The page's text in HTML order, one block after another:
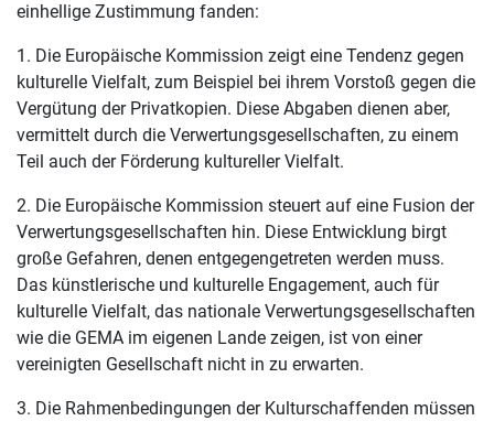
einhellige Zustimmung fanden:
1. Die Europäische Kommission zeigt eine Tendenz gegen
kulturelle Vielfalt, zum Beispiel bei ihrem Vorstoß gegen die
Vergütung der Privatkopien. Diese Abgaben dienen aber,
vermittelt durch die Verwertungsgesellschaften, zu einem
Teil auch der Förderung kultureller Vielfalt.
2. Die Europäische Kommission steuert auf eine Fusion der
Verwertungsgesellschaften hin. Diese Entwicklung birgt
große Gefahren, denen entgegengetreten werden muss.
Das künstlerische und kulturelle Engagement, auch für
kulturelle Vielfalt, das nationale Verwertungsgesellschaften
wie die GEMA im eigenen Lande zeigen, ist von einer
vereinigten Gesellschaft nicht in zu erwarten.
3. Die Rahmenbedingungen der Kulturschaffenden müssen